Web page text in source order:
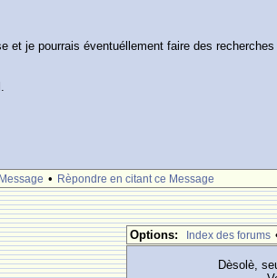
et je pourrais éventuéllement faire des
• Rèpondre en citant ce Message
Options: Index des forums
Dèsolè,